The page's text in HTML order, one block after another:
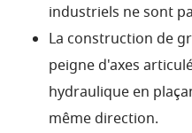
industriels ne sont
La construction de
peigne d'axes
hydraulique en
même direction.